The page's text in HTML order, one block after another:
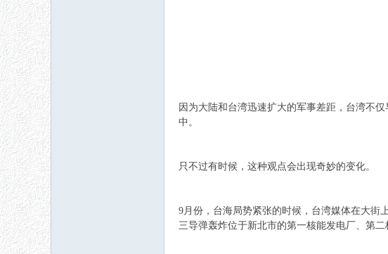
因为大陆和台湾迅速扩大的军事差距，台湾不
中。
只不过有时候，这种观点会出现奇妙的变化。
9月份，台海局势紧张的时候，台湾媒体在大街
三导弹轰炸位于新北市的第一核能发电厂、第